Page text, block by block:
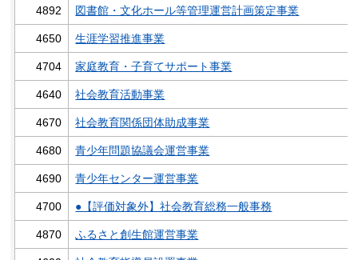
4892 図書館・文化ホール等管理運営計画策定事業
4650 生涯学習推進事業
4704 家庭教育・子育てサポート事業
4640 社会教育活動事業
4670 社会教育関係団体助成事業
4680 青少年問題協議会運営事業
4690 青少年センター運営事業
4700 ●【評価対象外】社会教育総務一般事務
4870 ふるさと創生館運営事業